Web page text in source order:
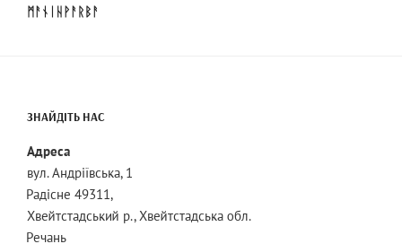
ᛗᚨᚾᛁᚺᚹᚨᚱᛒᚨ
ЗНАЙДІТЬ НАС
Адреса
вул. Андріївська, 1
Радісне 49311,
Хвейтстадський р., Хвейтстадська обл.
Речань